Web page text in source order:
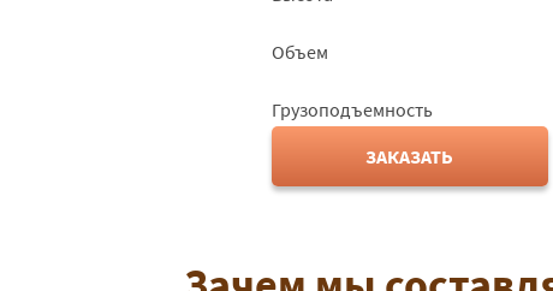
Объем
Грузоподъемность
ЗАКАЗАТЬ